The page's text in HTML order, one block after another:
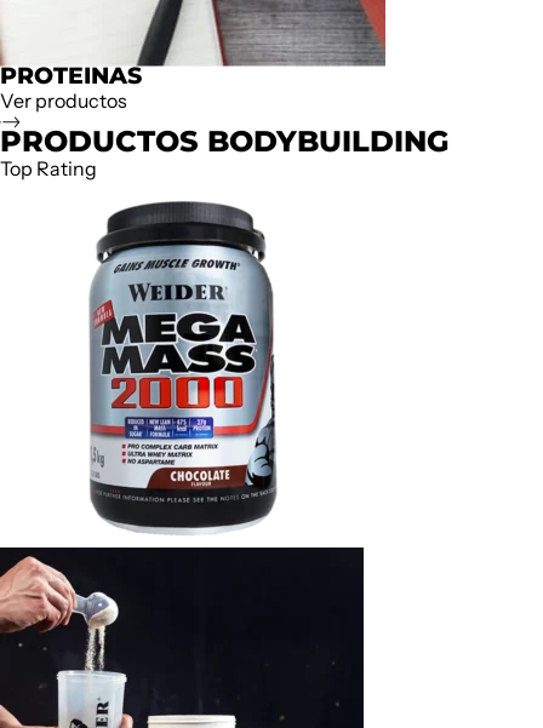
PROTEINAS
Ver productos
PRODUCTOS BODYBUILDING
Top Rating